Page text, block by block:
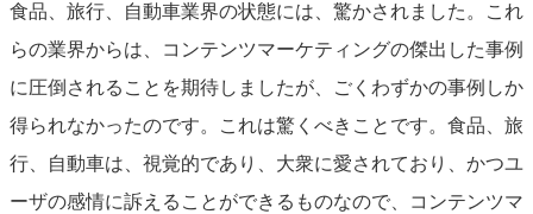
食品、旅行、自動車業界の状態には、驚かされました。これ
らの業界からは、コンテンツマーケティングの傑出した事例
に圧倒されることを期待しましたが、ごくわずかの事例しか
得られなかったのです。これは驚くべきことです。食品、旅
行、自動車は、視覚的であり、大衆に愛されており、かつユ
ーザの感情に訴えることができるものなので、コンテンツマ